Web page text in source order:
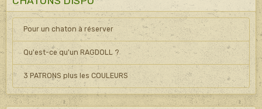
Pour un chaton à réserver
Qu'est-ce qu'un RAGDOLL ?
3 PATRONS plus les COULEURS